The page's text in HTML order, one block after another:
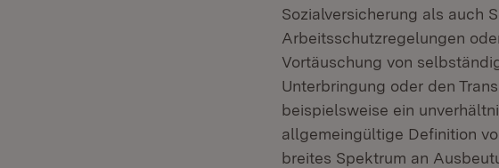
Sozialversicherung als auch
Arbeitsschutzregelungen
Vortäuschung von
Unterbringung oder den
beispielsweise ein
allgemeingültige Definition
breites Spektrum an